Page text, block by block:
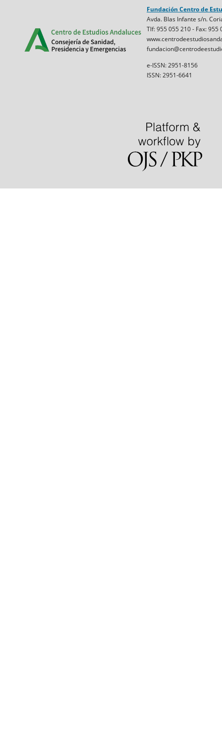
Fundación Centro de
Avda. Blas Infante s/n.
Tlf: 955 055 210 - Fax: 955
e-ISSN: 2951-8156
ISSN: 2951-6641